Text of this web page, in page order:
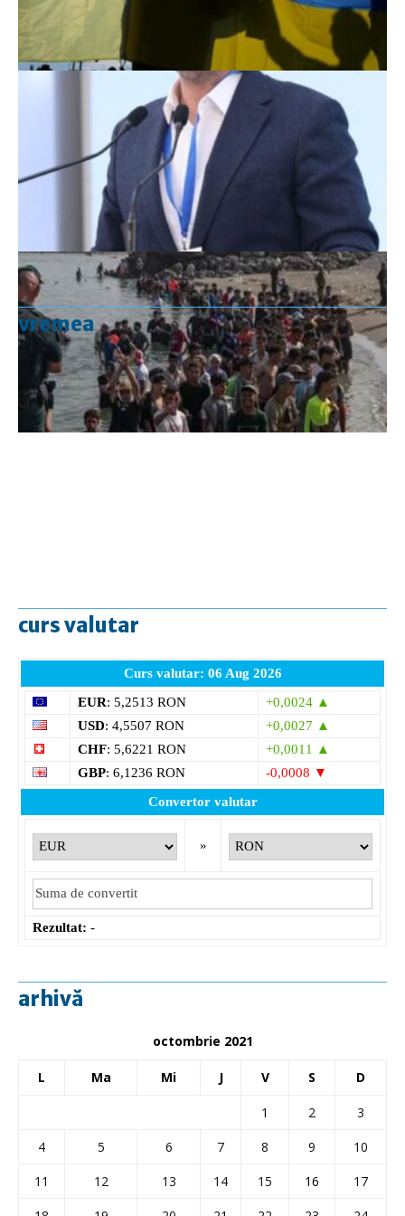
vremea
curs valutar
Curs valutar: 06 Aug 2026
EUR: 5,2513 RON
+0,0024 ▲
USD: 4,5507 RON
+0,0027 ▲
CHF: 5,6221 RON
+0,0011 ▲
GBP: 6,1236 RON
-0,0008 ▼
Convertor valutar
»
Rezultat: -
arhivă
octombrie 2021
L Ma Mi J V S D
1 2
3
4
5 6 7 8 9
10
11
12 13 14 15 16
17